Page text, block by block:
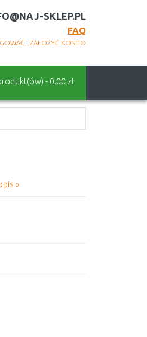
SKLEP.PL
FAQ
ZAŁOŻYĆ KONTO
- 0.00 zł
»